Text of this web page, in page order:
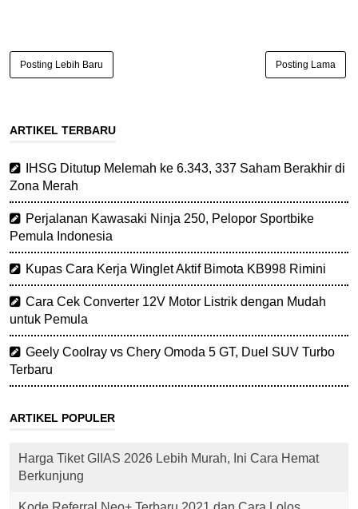
Posting Lebih Baru Posting Lama
ARTIKEL TERBARU
IHSG Ditutup Melemah ke 6.343, 337 Saham Berakhir di
Zona Merah
Perjalanan Kawasaki Ninja 250, Pelopor Sportbike
Pemula Indonesia
Kupas Cara Kerja Winglet Aktif Bimota KB998 Rimini
Cara Cek Converter 12V Motor Listrik dengan Mudah
untuk Pemula
Geely Coolray vs Chery Omoda 5 GT, Duel SUV Turbo
Terbaru
ARTIKEL POPULER
Harga Tiket GIIAS 2026 Lebih Murah, Ini Cara Hemat
Berkunjung